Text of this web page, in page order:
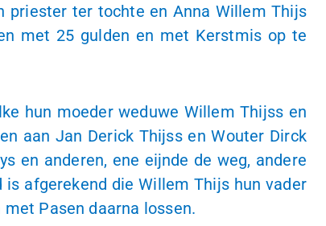
priester ter tochte en Anna Willem Thijs
met 25 gulden en met Kerstmis op te
hun moeder weduwe Willem Thijss en
aan Jan Derick Thijss en Wouter Dirck
en anderen, ene eijnde de weg, andere
afgerekend die Willem Thijs hun vader
Pasen daarna lossen.